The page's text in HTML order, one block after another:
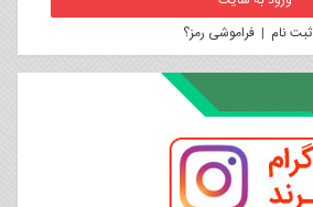
ثبت نام |فراموشی رمز؟